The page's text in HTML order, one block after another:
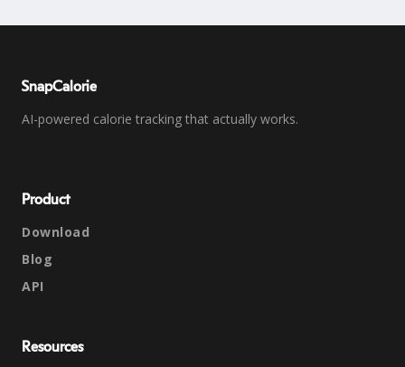
SnapCalorie
AI-powered calorie tracking that actually works.
Product
Download
Blog
API
Resources